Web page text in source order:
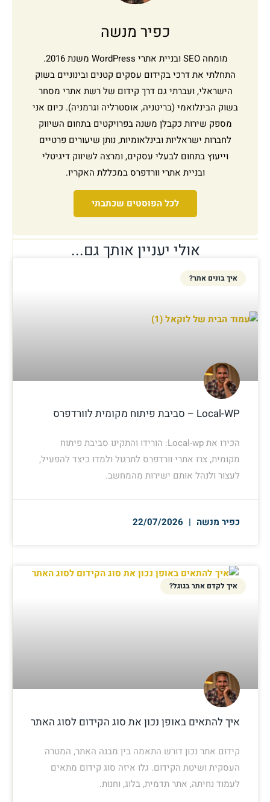
כפיר מנשה
מומחה SEO ובניית אתרי WordPress משנת 2016.
התחלתי את דרכי בקידום עסקים קטנים ובינוניים בשוק
הישראלי, ועברתי גם דרך קידום של רשת אתרי מסחר
בשוק הבינלואמי (בריטניה, אוסטרליה וגרמניה). כיום אני
מספק שירות כקבלן משנה בפרויקטים בתחום השיווק
לחברות ישראליות ובינלאומיות, נותן שיעורים פרטיים
וייעוץ בתחום לבעלי עסקים, ומרצה לשיווק דיגיטלי
ובניית אתרי וורדפרס במכללת האקריו.
לכל הפוסטים שכתבתי
אולי יעניין אותך גם...
איך בונים אתר?
Local-WP – סביבת פיתוח מקומית לוורדפרס
הכירו את Local-wp: הורידו והתקינו סביבת פיתוח
מקומית, צרו אתרי וורדפרס לתרגול ולמדו כיצד להפעיל,
לעצור ולנהל אותם ישירות מהמחשב.
כפיר מנשה
איך לקדם אתר בגוגל?
איך להתאים באופן נכון את סוג הקידום לסוג האתר
קידום אתר נכון דורש התאמה בין מבנה האתר, המטרה
העסקית ושיטת הקידום. גלו איזה סוג קידום מתאים
לעמוד נחיתה, אתר תדמית, בלוג, וחנות.